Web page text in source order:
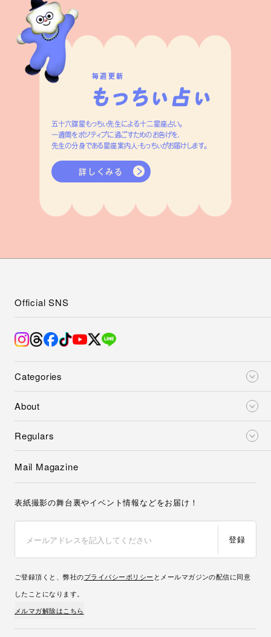
毎週更新
五十六謀星もっちぃ先生による十二星座占い。
一週間をポジティブに過ごすためのお告げを、
先生の分身である星座案内人・もっちぃがお届けします。
詳しくみる
Categories
About
Regulars
Official SNS
Mail Magazine
表紙撮影の舞台裏やイベント情報などをお届け！
登録
ご登録頂くと、弊社のプライバシーポリシー とメールマガジンの配信に同意
したことになります。
メルマガ解除はこちら